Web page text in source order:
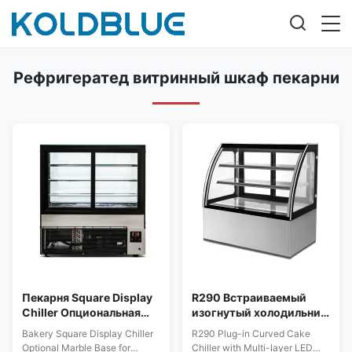
Рефригератед витринный шкаф пекарни
Пекарня Square Display
Chiller Опциональная
мраморная база для
десерта Merchandising
Bakery Square Display Chiller
Optional Marble Base for
R290 Встраиваемый
изогнутый холодильник
для тортов с
многослойным
R290 Plug-in Curved Cake
Chiller with Multi-layer LED